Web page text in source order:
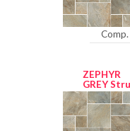
ZEPHYR
GREY